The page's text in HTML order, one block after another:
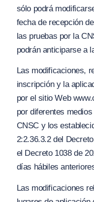
sólo podrá
fecha de recepción
las pruebas por la
podrán anticiparse a
Las modificaciones,
inscripción y la
por el sitio Web www.
por diferentes
CNSC y los
2:2.36.3.2 del
el Decreto 1038 de
días hábiles
Las modificaciones